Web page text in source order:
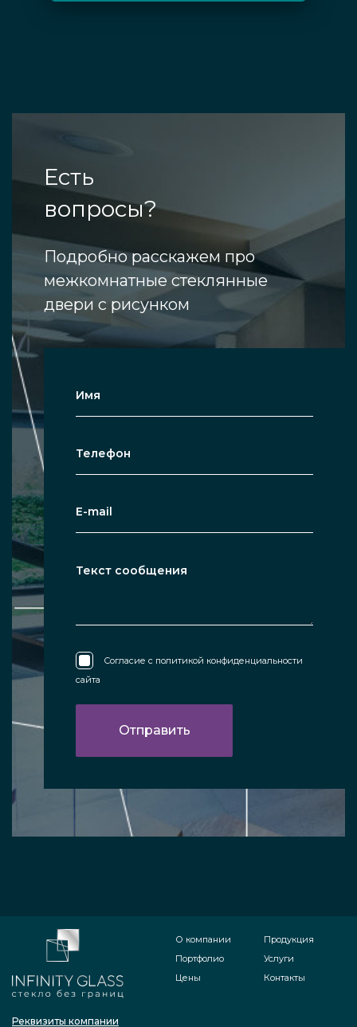
Есть
вопросы?
Подробно расскажем про
межкомнатные стеклянные
двери с рисунком
Согласие с политикой конфиденциальности
сайта
Реквизиты компании
О компании
Портфолио
Цены
Продукция
Услуги
Контакты